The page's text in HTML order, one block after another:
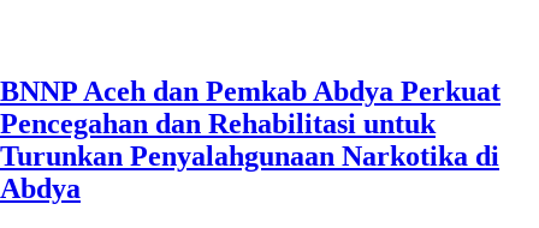
BNNP Aceh dan Pemkab Abdya Perkuat
Pencegahan dan Rehabilitasi untuk
Turunkan Penyalahgunaan Narkotika di
Abdya